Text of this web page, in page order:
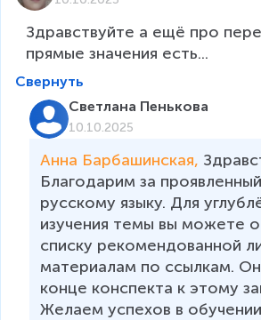
Здравствуйте а ещё про
прямые значения есть...
Свернуть
Светлана Пенькова
10.10.2025
Анна Барбашинская,
Благодарим за
русскому языку. Для
изучения темы вы можете
списку рекомендованной
материалам по ссылкам.
конце конспекта к этому
Желаем успехов в